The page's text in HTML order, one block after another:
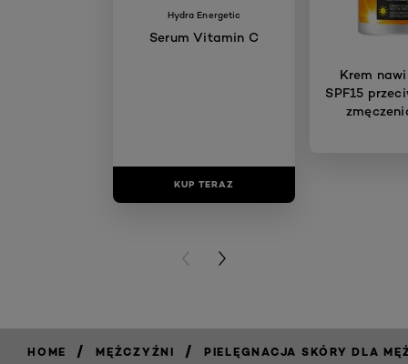
Hydra Energetic
Serum Vitamin C
KUP TERAZ
Krem
SPF15
PREVIOUS CARD
NEXT CARD
HOME / MĘŻCZYŹNI / PIELĘGNACJA SKÓRY DLA